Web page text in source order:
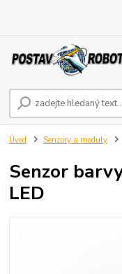
Úvod Senzory a moduly
Senzor
LED